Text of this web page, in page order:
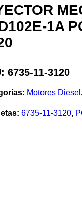
1A
6735-11-3120
Motores Diesel
6735-11-3120,